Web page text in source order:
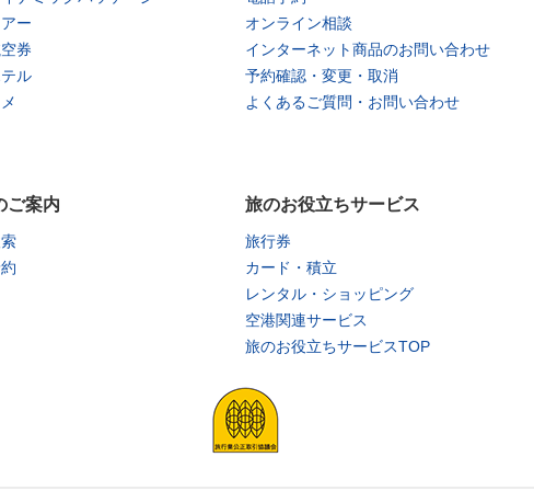
ー
券
ル
オンライン相談
インターネット商品のお問い合わせ
予約確認・変更・取消
よくあるご質問・お問い合わせ
ご案内 旅のお役立ちサービス
旅行券
カード・積立
レンタル・ショッピング
空港関連サービス
旅のお役立ちサービスTOP